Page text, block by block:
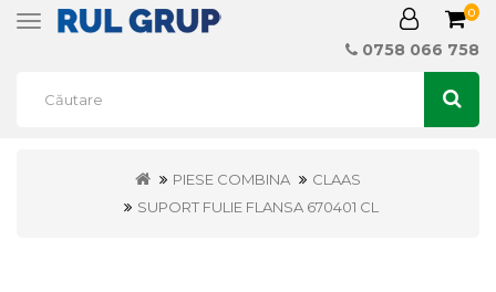
Toggle
0
0758 066 758
PIESE COMBINA
CLAAS
SUPORT FULIE FLANSA 670401 CL